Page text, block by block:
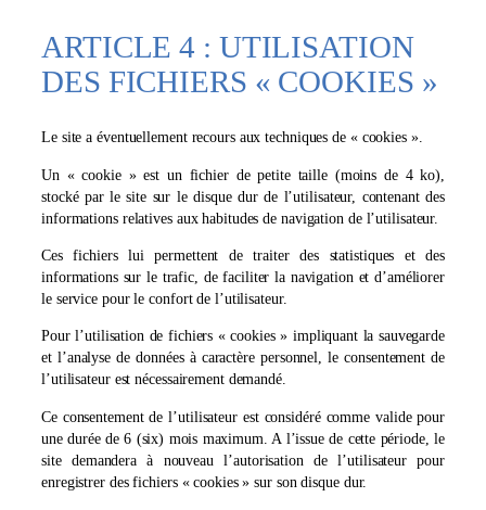
ARTICLE 4 : UTILISATION
DES FICHIERS « COOKIES »
Le site a éventuellement recours aux techniques de « cookies ».
Un « cookie » est un fichier de petite taille (moins de 4 ko),
stocké par le site sur le disque dur de l’utilisateur, contenant des
informations relatives aux habitudes de navigation de l’utilisateur.
Ces fichiers lui permettent de traiter des statistiques et des
informations sur le trafic, de faciliter la navigation et d’améliorer
le service pour le confort de l’utilisateur.
Pour l’utilisation de fichiers « cookies » impliquant la sauvegarde
et l’analyse de données à caractère personnel, le consentement de
l’utilisateur est nécessairement demandé.
Ce consentement de l’utilisateur est considéré comme valide pour
une durée de 6 (six) mois maximum. A l’issue de cette période, le
site demandera à nouveau l’autorisation de l’utilisateur pour
enregistrer des fichiers « cookies » sur son disque dur.